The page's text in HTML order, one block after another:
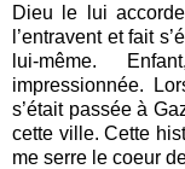
Dieu le lui
l’entravent et fait
lui-même.
impressionnée.
s’était passée à
cette ville. Cette
me serre le coeur